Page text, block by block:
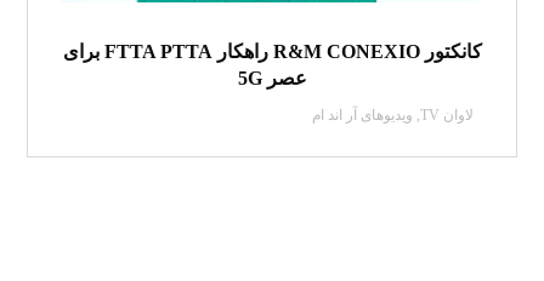
کانکتور R&M CONEXIO راهکار FTTA PTTA برای
عصر 5G
لاوان TV , ویدیو‌های آر اند ام